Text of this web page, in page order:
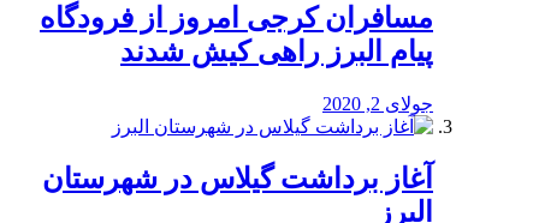
مسافران کرجی امروز از فرودگاه
پیام البرز راهی کیش شدند
جولای 2, 2020
آغاز برداشت گیلاس در شهرستان
البرز